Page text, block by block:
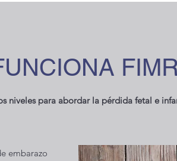
niveles para abordar la pérdida fetal e
embarazo